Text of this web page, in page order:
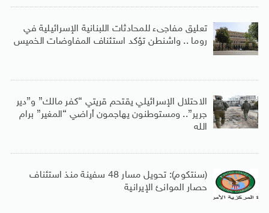
تعليق مفاجىء للمحادثات اللبنانية الإسرائيلية في
روما .. واشنطن تؤكد استئناف المفاوضات الخميس
الاحتلال الإسرائيلي يقتحم قريتي “كفر مالك” و”دير
جرير”.. ومستوطنون يهاجمون أراضي “المغير” برام
الله
(سنتكوم): تحويل مسار 48 سفينة منذ استئناف
حصار الموانئ الإيرانية